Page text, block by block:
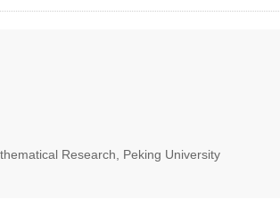
Research, Peking University